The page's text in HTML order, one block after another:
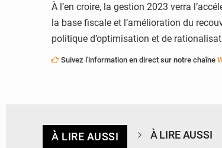
À l’en croire, la gestion 2023 verra
la base fiscale et l’amélioration du
politique d’optimisation et de
Suivez l'information en direct sur notre chaîne
À LIRE AUSSI À LIRE AUSSI